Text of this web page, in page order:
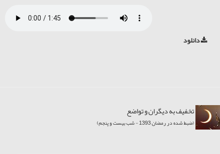
دانلود
تخفيف به ديگران و تواضع
(ضبط شده در رمضان 1393 - شب بیست و پنجم)